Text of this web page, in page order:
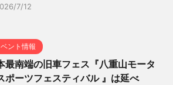
7/12
ント情報
最南端の旧車フェス『八重山モータ
ポーツフェスティバル 』は延べ